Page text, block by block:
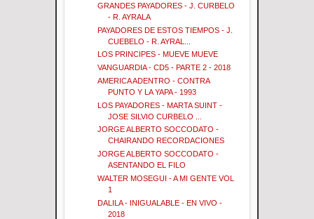
GRANDES PAYADORES - J. CURBELO
- R. AYRALA
PAYADORES DE ESTOS TIEMPOS - J.
CUEBELO - R. AYRAL...
LOS PRINCIPES - MUEVE MUEVE
VANGUARDIA - CD5 - PARTE 2 - 2018
AMERICA ADENTRO - CONTRA
PUNTO Y LA YAPA - 1993
LOS PAYADORES - MARTA SUINT -
JOSE SILVIO CURBELO ...
JORGE ALBERTO SOCCODATO -
CHAIRANDO RECORDACIONES
JORGE ALBERTO SOCCODATO -
ASENTANDO EL FILO
WALTER MOSEGUI - A MI GENTE VOL
1
DALILA - INIGUALABLE - EN VIVO -
2018